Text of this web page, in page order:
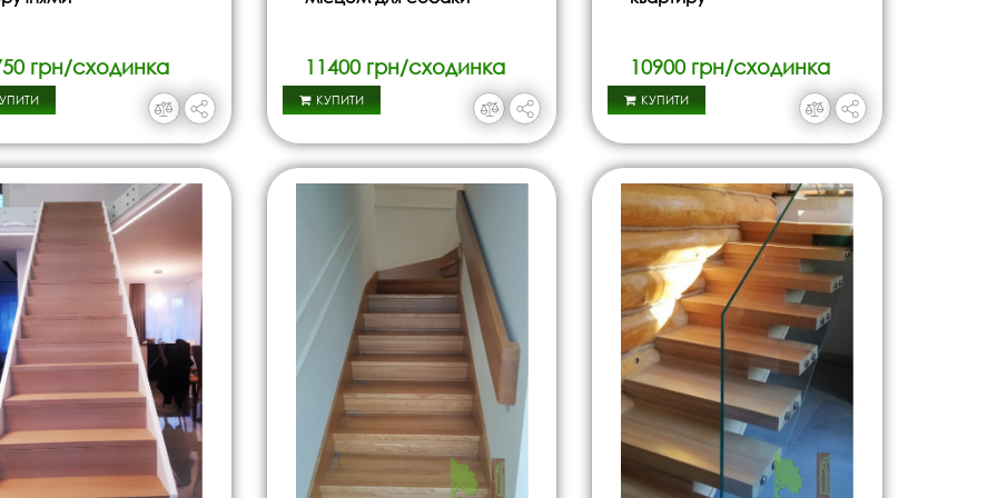
грн/сходинка 11400 грн/сходинка
КУПИТИ
10900 грн/сходинка
КУПИТИ